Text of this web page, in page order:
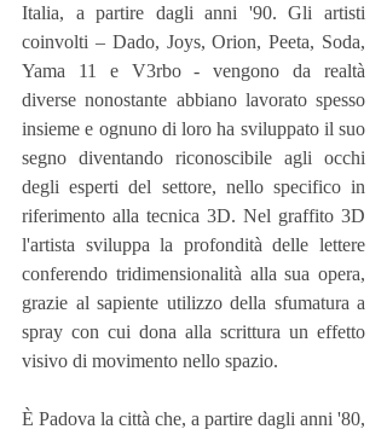
Italia, a partire dagli anni '90. Gli artisti
coinvolti – Dado, Joys, Orion, Peeta, Soda,
Yama 11 e V3rbo - vengono da realtà
diverse nonostante abbiano lavorato spesso
insieme e ognuno di loro ha sviluppato il suo
segno diventando riconoscibile agli occhi
degli esperti del settore, nello specifico in
riferimento alla tecnica 3D. Nel graffito 3D
l'artista sviluppa la profondità delle lettere
conferendo tridimensionalità alla sua opera,
grazie al sapiente utilizzo della sfumatura a
spray con cui dona alla scrittura un effetto
visivo di movimento nello spazio.
È Padova la città che, a partire dagli anni '80,